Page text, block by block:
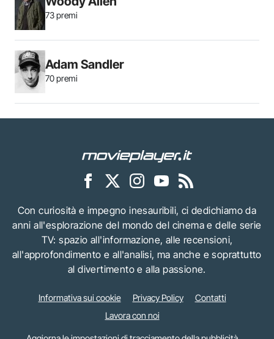
73 premi
Adam Sandler
70 premi
Con curiosità e impegno inesauribili, ci dedichiamo da
anni all'esplorazione del mondo del cinema e delle serie
TV: spazio all'informazione, alle recensioni,
all'approfondimento e all'analisi, ma anche e soprattutto
al divertimento e alla passione.
Informativa sui cookie Privacy Policy
Contatti
Lavora con noi